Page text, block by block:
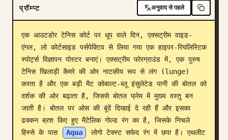
डाउनलोड
ब्लॉग
अपडेट
प्रॉम्प्ट अनुवाद से पहले
एक आउटडोर टेनिस कोर्ट पर धूप वाले दिन, एक्सट्रीम वाइड-
एंगल, लो कोर्टसाइड पर्सपेक्टिव से लिया गया एक हाइपर-रियलिस्टिक
स्पोर्ट्स विज्ञापन पोस्टर बनाएं। एक्सट्रीम फोरग्राउंड में, एक पुरुष
टेनिस खिलाड़ी कैमरे की ओर नाटकीय रूप से लंग (lunge)
करता है और एक बड़ी मैट कोबाल्ट-ब्लू इंसुलेटेड पानी की बोतल को
दर्शक की ओर बढ़ाता है, जिससे बोतल फ्रेम में मुख्य वस्तु बन
जाती है। बोतल पर ओस की बूंदें दिखाई दे रही हैं और इसका
ढक्कन ब्रश किए हुए मैटेलिक गोल्ड रंग का है, जिसके निचले
हिस्से के पास
Aqua
लोगो टेक्स्ट सफेद रंग में छपा है। एथलीट